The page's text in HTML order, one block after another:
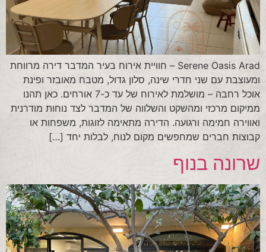
Serene Oasis Arad – חוויית אירוח בעיר המדבר דירה מרווחת
ומעוצבת עם שני חדרי שינה, סלון גדול, מטבח מאובזר ופינת
אוכל רחבה – מושלמת לאירוח של עד כ-7 אורחים. כאן תהנו
ממיקום מרכזי ומהשקט והשלווה של המדבר לצד נוחות מודרנית
ואווירה חמימה ורגועה. הדירה מתאימה לזוגות, משפחות או
קבוצות חברים שמחפשים מקום לנוח, לבלות יחד […]
שרונה בנוף